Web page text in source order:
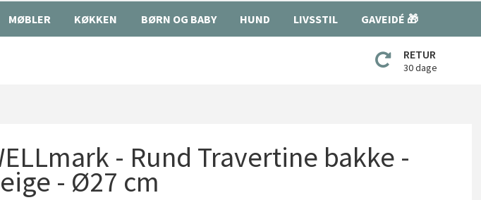
MØBLER KØKKEN BØRN OG BABY HUND LIVSSTIL GAVEIDÉ 🎁
RETUR
30 dage
- Rund Travertine bakke -
- Ø27 cm